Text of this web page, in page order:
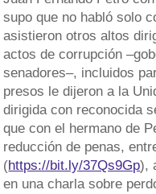
supo que no habló solo
asistieron otros altos
actos de corrupción
senadores–, incluidos
presos le dijeron a la
dirigida con reconocida
que con el hermano de
reducción de penas,
(https://bit.ly/37Qs9Gp),
en una charla sobre